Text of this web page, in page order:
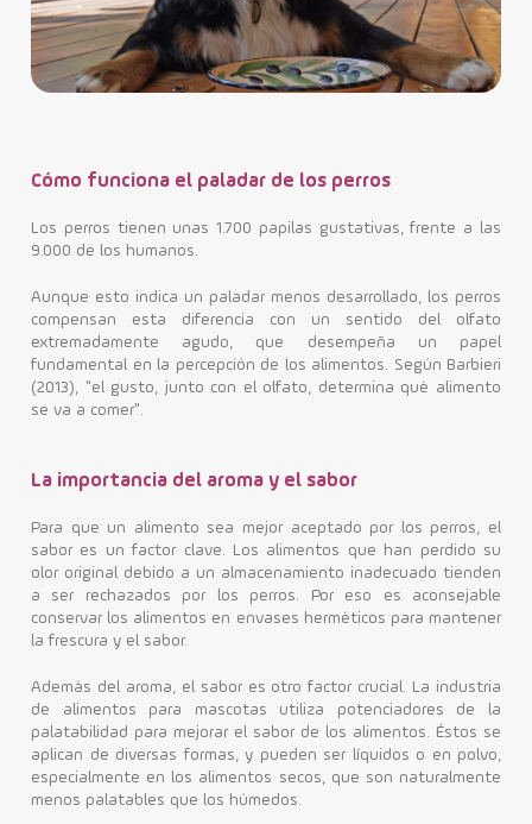
Cómo funciona el paladar de los perros
Los perros tienen unas 1.700 papilas gustativas, frente a las
9.000 de los humanos.
Aunque esto indica un paladar menos desarrollado, los perros
compensan esta diferencia con un sentido del olfato
extremadamente agudo, que desempeña un papel
fundamental en la percepción de los alimentos. Según Barbieri
(2013), "el gusto, junto con el olfato, determina qué alimento
se va a comer".
La importancia del aroma y el sabor
Para que un alimento sea mejor aceptado por los perros, el
sabor es un factor clave. Los alimentos que han perdido su
olor original debido a un almacenamiento inadecuado tienden
a ser rechazados por los perros. Por eso es aconsejable
conservar los alimentos en envases herméticos para mantener
la frescura y el sabor.
Además del aroma, el sabor es otro factor crucial. La industria
de alimentos para mascotas utiliza potenciadores de la
palatabilidad para mejorar el sabor de los alimentos. Éstos se
aplican de diversas formas, y pueden ser líquidos o en polvo,
especialmente en los alimentos secos, que son naturalmente
menos palatables que los húmedos.